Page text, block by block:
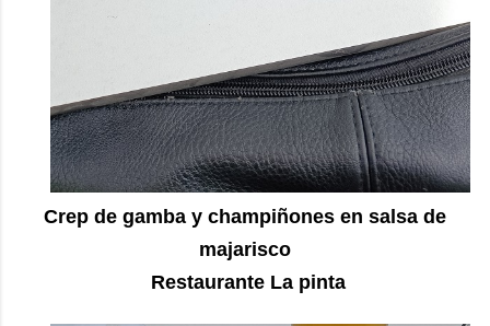
Crep de gamba y champiñones en salsa de
majarisco
Restaurante La pinta